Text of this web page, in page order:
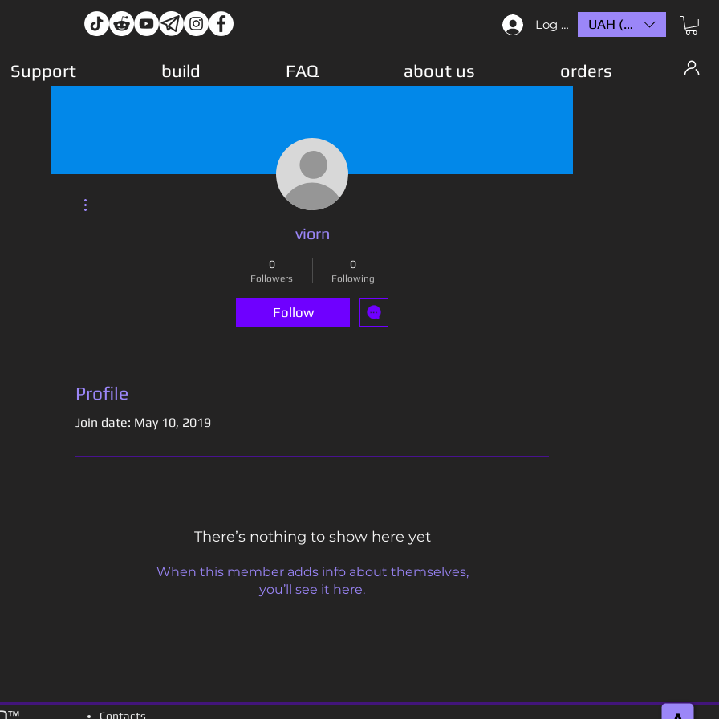
Log In UAH (₴)
Support build FAQ about us orders
viorn
0
Followers
0
Following
Follow
Profile
Join date: May 10, 2019
There’s nothing to show here yet
When this member adds info about themselves,
you’ll see it here.
Contacts